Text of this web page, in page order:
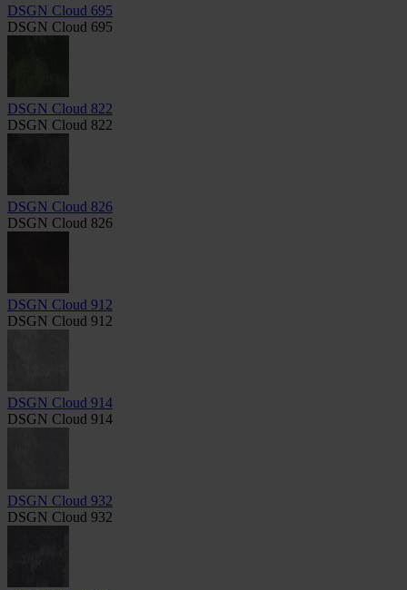
DSGN Cloud 695
DSGN Cloud 695
DSGN Cloud 822
DSGN Cloud 822
DSGN Cloud 826
DSGN Cloud 826
DSGN Cloud 912
DSGN Cloud 912
DSGN Cloud 914
DSGN Cloud 914
DSGN Cloud 932
DSGN Cloud 932